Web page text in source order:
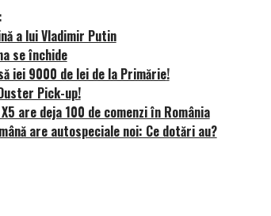
a lui Vladimir Putin
se închide
iei 9000 de lei de la Primărie!
Pick-up!
X5 are deja 100 de comenzi în România
are autospeciale noi: Ce dotări au?